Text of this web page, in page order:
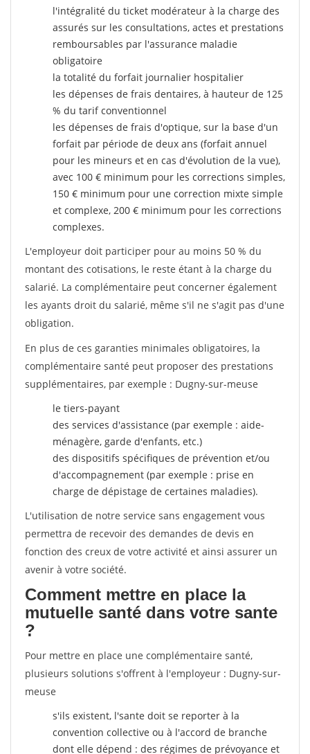
l'intégralité du ticket modérateur à la charge des
assurés sur les consultations, actes et prestations
remboursables par l'assurance maladie
obligatoire
la totalité du forfait journalier hospitalier
les dépenses de frais dentaires, à hauteur de 125
% du tarif conventionnel
les dépenses de frais d'optique, sur la base d'un
forfait par période de deux ans (forfait annuel
pour les mineurs et en cas d'évolution de la vue),
avec 100 € minimum pour les corrections simples,
150 € minimum pour une correction mixte simple
et complexe, 200 € minimum pour les corrections
complexes.
L'employeur doit participer pour au moins 50 % du
montant des cotisations, le reste étant à la charge du
salarié. La complémentaire peut concerner également
les ayants droit du salarié, même s'il ne s'agit pas d'une
obligation.
En plus de ces garanties minimales obligatoires, la
complémentaire santé peut proposer des prestations
supplémentaires, par exemple : Dugny-sur-meuse
le tiers-payant
des services d'assistance (par exemple : aide-
ménagère, garde d'enfants, etc.)
des dispositifs spécifiques de prévention et/ou
d'accompagnement (par exemple : prise en
charge de dépistage de certaines maladies).
L'utilisation de notre service sans engagement vous
permettra de recevoir des demandes de devis en
fonction des creux de votre activité et ainsi assurer un
avenir à votre société.
Comment mettre en place la
mutuelle santé dans votre sante
?
Pour mettre en place une complémentaire santé,
plusieurs solutions s'offrent à l'employeur : Dugny-sur-
meuse
s'ils existent, l'sante doit se reporter à la
convention collective ou à l'accord de branche
dont elle dépend : des régimes de prévoyance et